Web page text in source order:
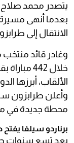
يتصدر محمد صلاح
بعدما أنهى
الانتقال إلى
خلال 442
الألقاب، أبرزها
وأعلن طرابزون
محطة جديدة في
برناردو سيلفا
بعد تسع سنوات